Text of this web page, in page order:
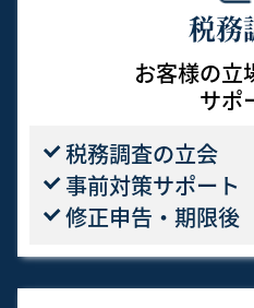
税務
お客様の立
サポ
税務調査の立会
事前対策サポート
修正申告・期限後